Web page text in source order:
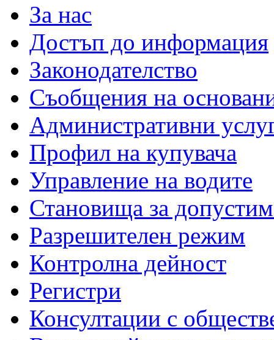
За нас
Достъп до информация
Законодателство
Съобщения на
Административни
Профил на купувача
Управление на водите
Становища за
Разрешителен режим
Контролна дейност
Регистри
Консултации с